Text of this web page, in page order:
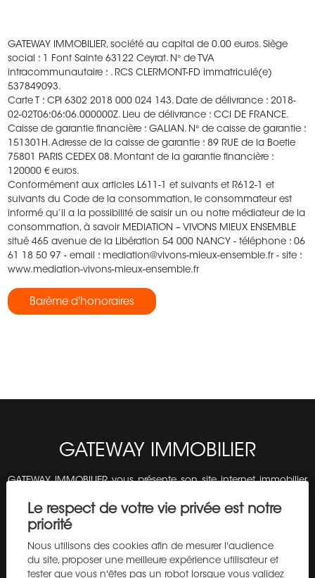
Le respect de votre vie privée est notre
priorité
Nous utilisons des cookies afin de mesurer l'audience
du site, proposer une meilleure expérience utilisateur et
tester que vous n'êtes pas un robot lorsque vous validez
GATEWAY IMMOBILIER, société au capital de 0.00 euros.Siège
social : 1 Font Sainte 63122 Ceyrat. N° de TVA
intracommunautaire : . RCS CLERMONT-FD immatriculé(e)
537849093.
Carte T : CPI 6302 2018 000 024 143. Date de délivrance : 2018-
02-02T06:06:06.000000Z. Lieu de délivrance : CCI DE FRANCE.
Caisse de garantie financière : GALIAN. N° de caisse de garantie :
151301H. Adresse de la caisse de garantie : 89 RUE de la Boetie
75801 PARIS CEDEX 08. Montant de la garantie financière :
120000 € euros.
Conformément aux articles L611-1 et suivants et R612-1 et
suivants du Code de la consommation, le consommateur est
informé qu’il a la possibilité de saisir un ou notre médiateur de la
consommation, à savoir MEDIATION – VIVONS MIEUX ENSEMBLE
situé 465 avenue de la Libération 54 000 NANCY - téléphone : 06
61 18 50 97 - email : mediation@vivons-mieux-ensemble.fr - site :
www.mediation-vivons-mieux-ensemble.fr
Barème d'honoraires
GATEWAY IMMOBILIER
GATEWAY IMMOBILIER vous présente son site internet immobilier
immobiliers à Auvergne-Rhône-Alpes, Immobilier à Aurillac :
authenticité, qualité de vie et opportunités au cœur du Cantal,
Immobilier à Clermont-Ferrand : investir et vivre au cœur de
l’Auvergne, Immobilier à Lyon : dynamisme métropolitain,
patrimoine et opportunités d’investissement, Immobilier à